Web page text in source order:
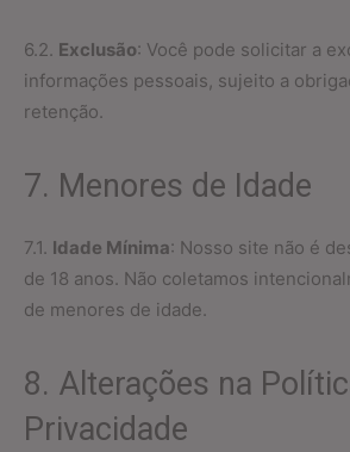
6.2. Exclusão: Você pode solicitar a
informações pessoais, sujeito a
retenção.
7. Menores de Idade
7.1. Idade Mínima: Nosso site não é
de 18 anos. Não coletamos
de menores de idade.
8. Alterações na
Privacidade